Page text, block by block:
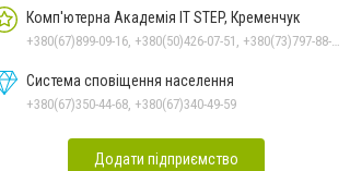
Комп'ютерна Академія IT STEP, Кременчук
+380(67)899-09-16, +380(50)426-07-51, +380(73)797-88-17
Система сповіщення населення
+380(67)350-44-68, +380(67)340-49-59
Додати підприємство